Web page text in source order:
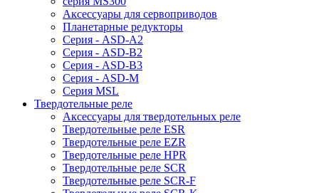
Аксессуары для сервоприводов
Планетарные редукторы
Серия - ASD-A2
Серия - ASD-B2
Серия - ASD-B3
Серия - ASD-M
Серия MSL
Твердотельные реле
Аксессуары для твердотельных реле
Твердотельные реле ESR
Твердотельные реле EZR
Твердотельные реле HPR
Твердотельные реле SCR
Твердотельные реле SCR-F